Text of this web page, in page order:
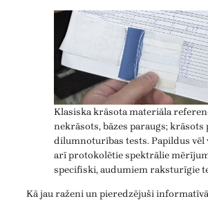
Klasiska krāsota materiāla
nekrāsots, bāzes paraugs; krāsots
dilumnoturības tests. Papildus vēl
arī protokolētie spektrālie
specifiski, audumiem raksturīgie
Kā jau raženi un pieredzējuši